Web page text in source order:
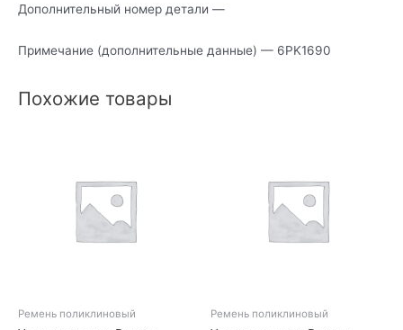
Дополнительный номер детали —
Примечание (дополнительные данные) — 6PK1690
Похожие товары
Ремень поликлиновый Ремень поликлиновый